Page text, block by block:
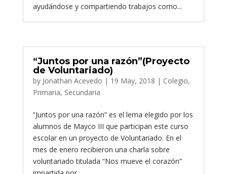
ayudándose y compartiendo trabajos como...
“Juntos por una razón”(Proyecto
de Voluntariado)
by Jonathan Acevedo | 19 May, 2018 | Colegio,
Primaria, Secundaria
“Juntos por una razón” es el lema elegido por los
alumnos de Mayco III que participan este curso
escolar en un proyecto de Voluntariado. En el
mes de enero recibieron una charla sobre
voluntariado titulada “Nos mueve el corazón”